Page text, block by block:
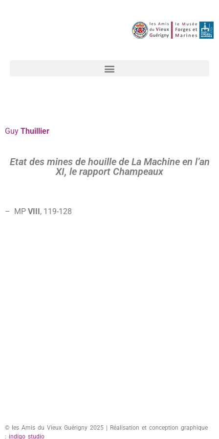
Guy Thuillier
Etat des mines de houille de La Machine en l’an
XI, le rapport Champeaux
– MP VIII, 119-128
© les Amis du Vieux Guérigny 2025 | Réalisation et conception graphique
: indigo studio